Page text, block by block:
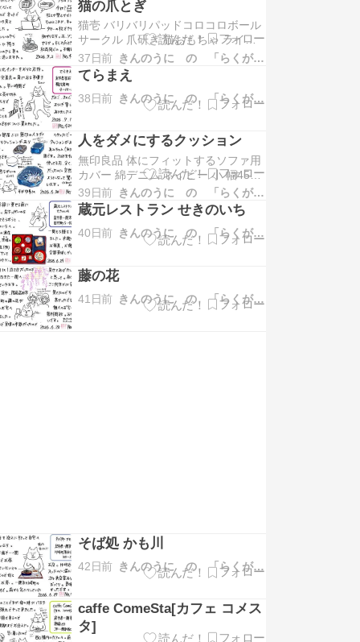
猫の爪とぎ
猫壱 バリバリパッドコロコロボール
サークル 爪研ぎ 猫おもちゃ ライト
ブラウンAmazon（アマゾン） 猫壱
バリバリボウル 爪研ぎ ライトブラウ
ン XLAmazon（アマゾン） アイリス
オーヤマ ネコの爪とぎ 6個パック
Amazon（アマゾン）
37日前 きんのうに の 「らくがき日記」
てらまえ
38日前 きんのうに の 「らくがき日記」
人をダメにするクッション
無印良品 体にフィットするソファ用
カバー 綿デニム ネイビー 小 幅45×
奥行45×高さ33cm
84464638Amazon（アマゾン）
39日前 きんのうに の 「らくがき日記」
蔵元レストラン せきのいち
40日前 きんのうに の 「らくがき日記」
藤の花
41日前 きんのうに の 「らくがき日記」
そば処 かも川
42日前 きんのうに の 「らくがき日記」
caffe ComeSta[カフェ コメス
タ]